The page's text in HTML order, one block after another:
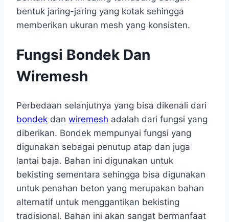
bentuk jaring-jaring yang kotak sehingga
memberikan ukuran mesh yang konsisten.
Fungsi Bondek Dan
Wiremesh
Perbedaan selanjutnya yang bisa dikenali dari
bondek dan wiremesh adalah dari fungsi yang
diberikan. Bondek mempunyai fungsi yang
digunakan sebagai penutup atap dan juga
lantai baja. Bahan ini digunakan untuk
bekisting sementara sehingga bisa digunakan
untuk penahan beton yang merupakan bahan
alternatif untuk menggantikan bekisting
tradisional. Bahan ini akan sangat bermanfaat